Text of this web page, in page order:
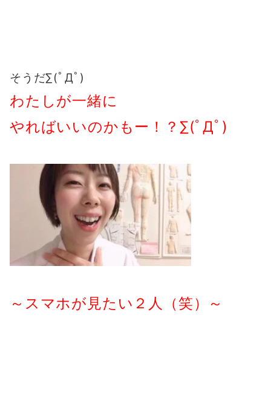
そうだ∑(ﾟДﾟ)
わたしが一緒に
やればいいのかもー！？∑(ﾟДﾟ)
～スマホが見たい２人（笑）～